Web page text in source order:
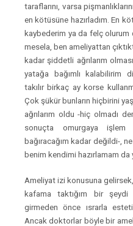
taraflarını, varsa
en kötüsüne hazırladım. En
kaybederim ya da felç olurum
mesela, ben ameliyattan
kadar şiddetli ağrılarım
yatağa bağımlı kalabilirim
takılır birkaç ay korse
Çok şükür bunların hiçbirini
ağrılarım oldu -hiç olmadı
sonuçta omurgaya işlem
bağıracağım kadar değildi-,
benim kendimi hazırlamam da
Ameliyat izi konusuna
kafama taktığım bir
girmeden önce ısrarla
Ancak doktorlar böyle bir